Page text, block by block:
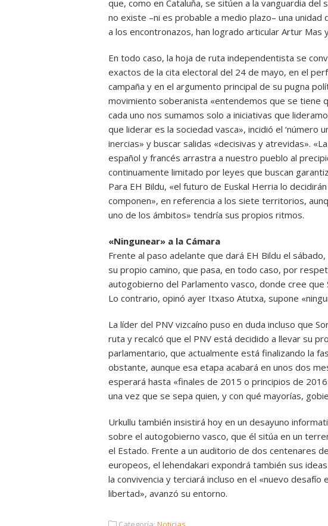
que, como en Cataluña, se sitúen a la vanguardia
no existe –ni es probable a medio plazo– una unidad
a los encontronazos, han logrado articular Artur Mas
En todo caso, la hoja de ruta independentista se
exactos de la cita electoral del 24 de mayo, en el
campaña y en el argumento principal de su pugna
movimiento soberanista «entendemos que se tiene
cada uno nos sumamos solo a iniciativas que
que liderar es la sociedad vasca», incidió el ‘número
inercias» y buscar salidas «decisivas y atrevidas».
español y francés arrastra a nuestro pueblo al
continuamente limitado por leyes que buscan
Para EH Bildu, «el futuro de Euskal Herria lo
componen», en referencia a los siete territorios,
uno de los ámbitos» tendría sus propios ritmos.
«Ningunear» a la Cámara
Frente al paso adelante que dará EH Bildu el
su propio camino, que pasa, en todo caso, por
autogobierno del Parlamento vasco, donde cree
Lo contrario, opinó ayer Itxaso Atutxa, supone
La líder del PNV vizcaíno puso en duda incluso que
ruta y recalcó que el PNV está decidido a llevar su
parlamentario, que actualmente está finalizando la
obstante, aunque esa etapa acabará en unos dos
esperará hasta «finales de 2015 o principios de
una vez que se sepa quien, y con qué mayorías,
Urkullu también insistirá hoy en un desayuno
sobre el autogobierno vasco, que él sitúa en un
el Estado. Frente a un auditorio de dos centenares
europeos, el lehendakari expondrá también sus
la convivencia y terciará incluso en el «nuevo
libertad», avanzó su entorno.